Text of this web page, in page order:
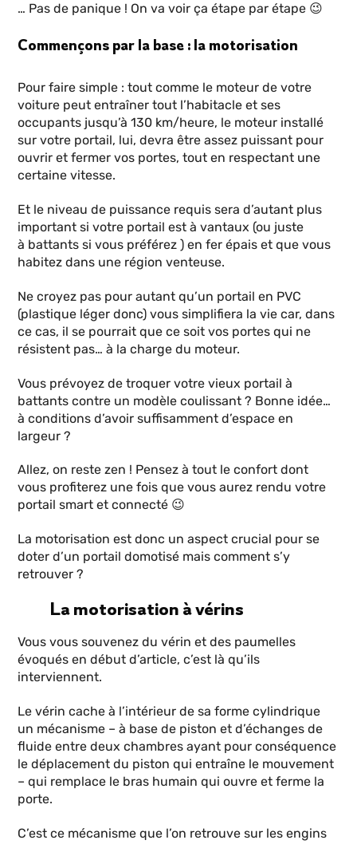
… Pas de panique ! On va voir ça étape par étape 😉
Commençons par la base : la motorisation
Pour faire simple : tout comme le moteur de votre
voiture peut entraîner tout l’habitacle et ses
occupants jusqu’à 130 km/heure, le moteur installé
sur votre portail, lui, devra être assez puissant pour
ouvrir et fermer vos portes, tout en respectant une
certaine vitesse.
Et le niveau de puissance requis sera d’autant plus
important si votre portail est à vantaux (ou juste
à battants si vous préférez ) en fer épais et que vous
habitez dans une région venteuse.
Ne croyez pas pour autant qu’un portail en PVC
(plastique léger donc) vous simplifiera la vie car, dans
ce cas, il se pourrait que ce soit vos portes qui ne
résistent pas… à la charge du moteur.
Vous prévoyez de troquer votre vieux portail à
battants contre un modèle coulissant ? Bonne idée…
à conditions d’avoir suffisamment d’espace en
largeur ?
Allez, on reste zen ! Pensez à tout le confort dont
vous profiterez une fois que vous aurez rendu votre
portail smart et connecté 😉
La motorisation est donc un aspect crucial pour se
doter d’un portail domotisé mais comment s’y
retrouver ?
La motorisation à vérins
Vous vous souvenez du vérin et des paumelles
évoqués en début d’article, c’est là qu’ils
interviennent.
Le vérin cache à l’intérieur de sa forme cylindrique
un mécanisme – à base de piston et d’échanges de
fluide entre deux chambres ayant pour conséquence
le déplacement du piston qui entraîne le mouvement
– qui remplace le bras humain qui ouvre et ferme la
porte.
C’est ce mécanisme que l’on retrouve sur les engins